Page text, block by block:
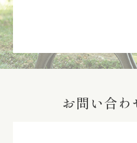
お問い合わ